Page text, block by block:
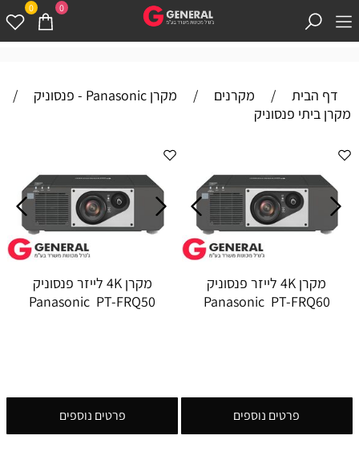
0 0
דף הבית / מקרנים / מקרן Panasonic - פנסוניק
/
מקרן ביתי פנסוניק
מקרן 4K לייזר פנסוניק
Panasonic PT-FRQ60
פרטים נוספים
מקרן 4K לייזר פנסוניק
Panasonic PT-FRQ50
פרטים נוספים